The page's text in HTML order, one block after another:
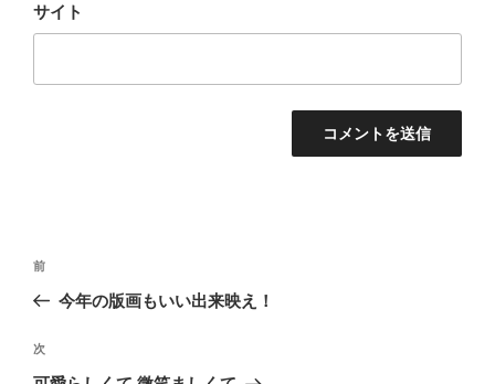
サイト
投
ビ
ゲ
前
の
稿
前
今年の版画もいい出来映え！
次
の
次